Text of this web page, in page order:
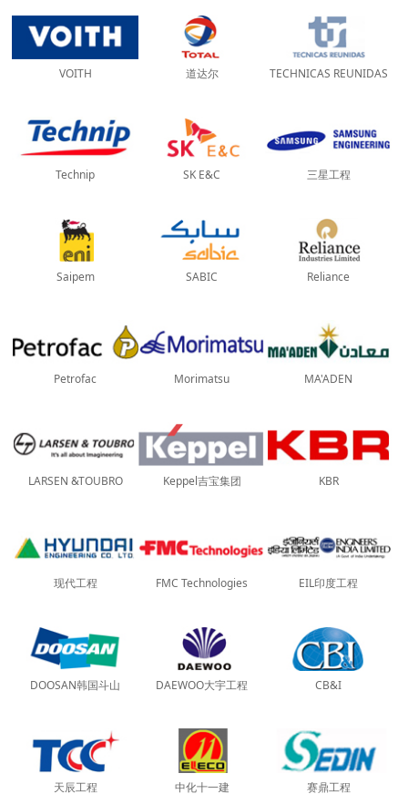
VOITH 道达尔 TECHNICAS REUNIDAS
Technip SK E&C 三星工程
Saipem SABIC Reliance
Petrofac Morimatsu MA'ADEN
LARSEN &TOUBRO Keppel吉宝集团 KBR
现代工程 FMC Technologies EIL印度工程
DOOSAN韩国斗山 DAEWOO大宇工程 CB&I
天辰工程 中化十一建 赛鼎工程